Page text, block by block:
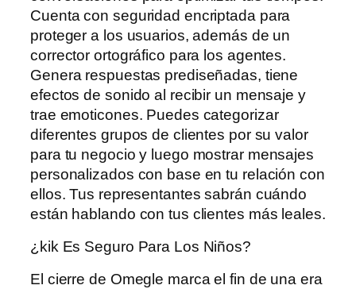
Cuenta con seguridad encriptada para
proteger a los usuarios, además de un
corrector ortográfico para los agentes.
Genera respuestas prediseñadas, tiene
efectos de sonido al recibir un mensaje y
trae emoticones. Puedes categorizar
diferentes grupos de clientes por su valor
para tu negocio y luego mostrar mensajes
personalizados con base ​​en tu relación con
ellos. Tus representantes sabrán cuándo
están hablando con tus clientes más leales.
¿kik Es Seguro Para Los Niños?
El cierre de Omegle marca el fin de una era